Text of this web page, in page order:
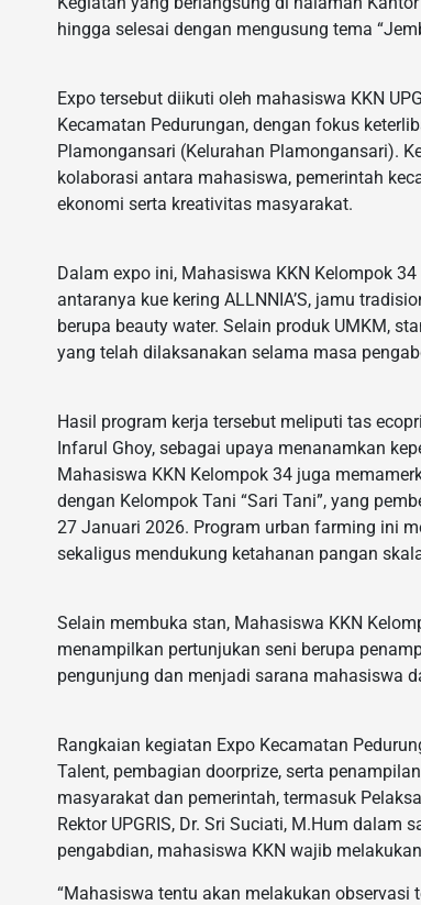
hingga selesai dengan mengusung tema
Expo tersebut diikuti oleh mahasiswa KKN
Kecamatan Pedurungan, dengan fokus
Plamongansari (Kelurahan Plamongansari).
kolaborasi antara mahasiswa, pemerintah
ekonomi serta kreativitas masyarakat.
Dalam expo ini, Mahasiswa KKN Kelompok
antaranya kue kering ALLNNIA’S, jamu
berupa beauty water. Selain produk UMKM,
yang telah dilaksanakan selama masa
Hasil program kerja tersebut meliputi tas
Infarul Ghoy, sebagai upaya menanamkan
Mahasiswa KKN Kelompok 34 juga
dengan Kelompok Tani “Sari Tani”, yang
27 Januari 2026. Program urban farming ini
sekaligus mendukung ketahanan pangan
Selain membuka stan, Mahasiswa KKN
menampilkan pertunjukan seni berupa
pengunjung dan menjadi sarana mahasiswa
Rangkaian kegiatan Expo Kecamatan
Talent, pembagian doorprize, serta
masyarakat dan pemerintah, termasuk
Rektor UPGRIS, Dr. Sri Suciati, M.Hum
pengabdian, mahasiswa KKN wajib
“Mahasiswa tentu akan melakukan